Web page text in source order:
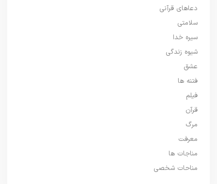
دعاهای قرآنی
سلامتی
سیره خدا
شیوه زندگی
عشق
فتنه ها
فیلم
قرآن
مرگ
معرفت
مناجات ها
مناحات شخصی